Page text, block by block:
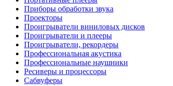
Приборы обработки звука
Проекторы
Проигрыватели виниловых дисков
Проигрыватели и плееры
Проигрыватели, рекордеры
Профессиональная акустика
Профессиональные наушники
Ресиверы и процессоры
Сабвуферы